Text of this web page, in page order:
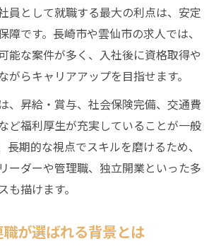
員として就職する最大の利点は、安定
障です。長崎市や雲仙市の求人では、
能な案件が多く、入社後に資格取得や
がらキャリアアップを目指せます。
、昇給・賞与、社会保険完備、交通費
ど福利厚生が充実していることが一般
長期的な視点でスキルを磨けるため、
ーダーや管理職、独立開業といった多
も描けます。
が選ばれる背景とは